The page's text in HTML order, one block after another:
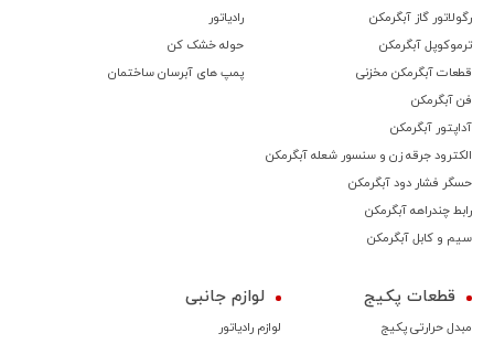
رگولاتور گاز آبگرمکن
ترموكوپل آبگرمکن
قطعات آبگرمکن مخزنی
فن آبگرمکن
آداپتور آبگرمکن
الکترود جرقه زن و سنسور شعله آبگرمکن
حسگر فشار دود آبگرمکن
رابط چندراهه آبگرمکن
سیم و کابل آبگرمکن
رادیاتور
حوله خشک کن
پمپ های آبرسان ساختمان
قطعات پکیج
مبدل حرارتی پکیج
لوازم جانبی
لوازم رادیاتور